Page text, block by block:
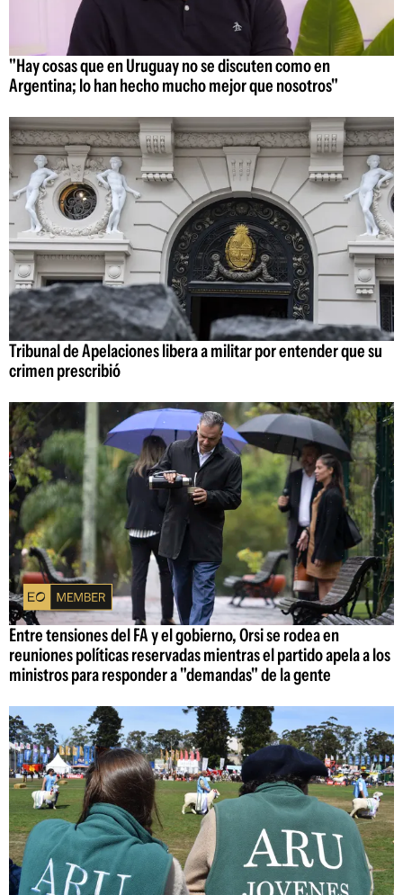
"Hay cosas que en Uruguay no se discuten como en
Argentina; lo han hecho mucho mejor que nosotros"
Tribunal de Apelaciones libera a militar por entender que su
crimen prescribió
Entre tensiones del FA y el gobierno, Orsi se rodea en
reuniones políticas reservadas mientras el partido apela a los
ministros para responder a "demandas" de la gente